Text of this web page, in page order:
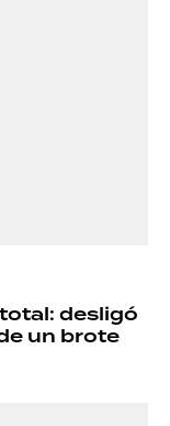
desligó
un brote